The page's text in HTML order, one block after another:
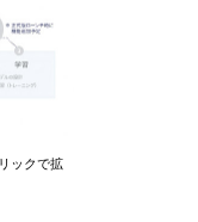
ックで拡